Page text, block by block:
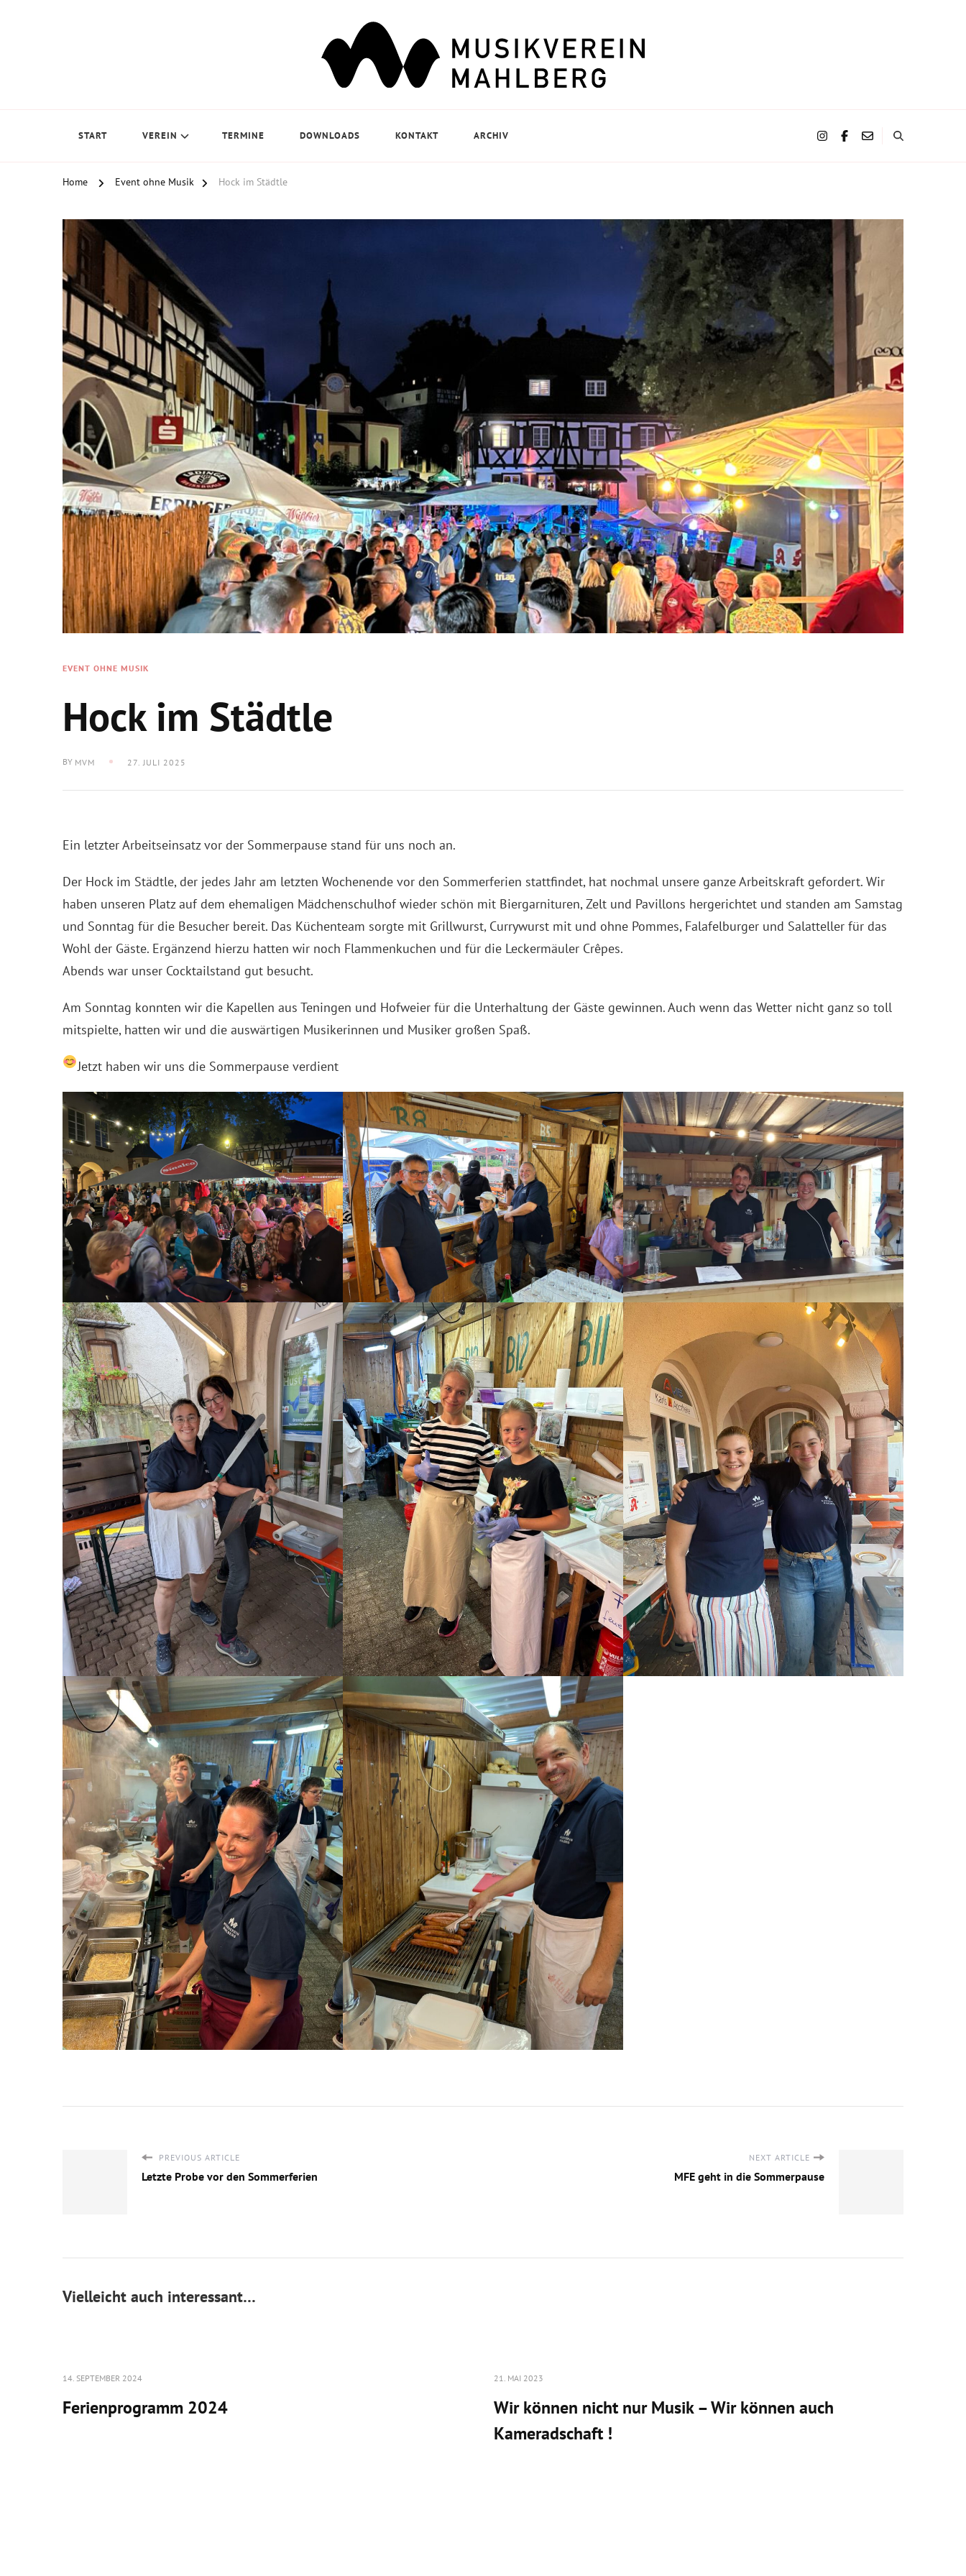
START VEREIN TERMINE DOWNLOADS KONTAKT ARCHIV
Home Event ohne Musik Hock im Städtle
EVENT OHNE MUSIK
Hock im Städtle
BY MVM 27. JULI 2025
Ein letzter Arbeitseinsatz vor der Sommerpause stand für uns noch an.
Der Hock im Städtle, der jedes Jahr am letzten Wochenende vor den Sommerferien stattfindet, hat nochmal unsere ganze Arbeitskraft gefordert. Wir
haben unseren Platz auf dem ehemaligen Mädchenschulhof wieder schön mit Biergarnituren, Zelt und Pavillons hergerichtet und standen am Samstag
und Sonntag für die Besucher bereit. Das Küchenteam sorgte mit Grillwurst, Currywurst mit und ohne Pommes, Falafelburger und Salatteller für das
Wohl der Gäste. Ergänzend hierzu hatten wir noch Flammenkuchen und für die Leckermäuler Crêpes.
Abends war unser Cocktailstand gut besucht.
Am Sonntag konnten wir die Kapellen aus Teningen und Hofweier für die Unterhaltung der Gäste gewinnen. Auch wenn das Wetter nicht ganz so toll
mitspielte, hatten wir und die auswärtigen Musikerinnen und Musiker großen Spaß.
Jetzt haben wir uns die Sommerpause verdient
PREVIOUS ARTICLE
Letzte Probe vor den Sommerferien
NEXT ARTICLE
MFE geht in die Sommerpause
Vielleicht auch interessant…
14. SEPTEMBER 2024
Ferienprogramm 2024
21. MAI 2023
Wir können nicht nur Musik – Wir können auch
Kameradschaft !